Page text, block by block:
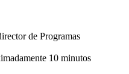
de Programas
10 minutos